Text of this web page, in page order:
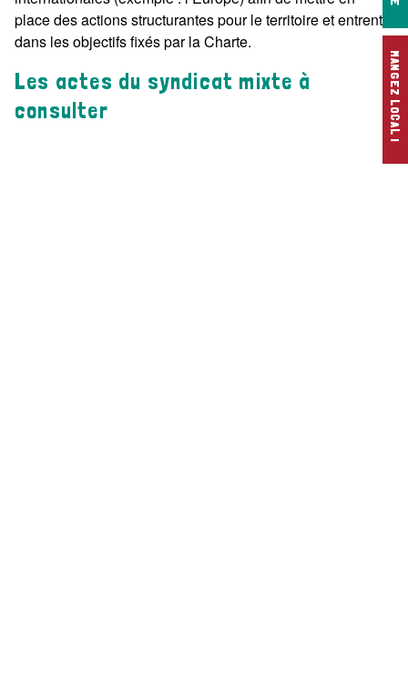
MANGEZ LOCAL !
place des actions structurantes pour le territoire et entrent
dans les objectifs fixés par la Charte.
Les actes du syndicat mixte à
consulter